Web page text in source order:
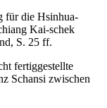
für die Hsinhua-
Kai-schek
S. 25 ff.
fertiggestellte
Schansi zwischen